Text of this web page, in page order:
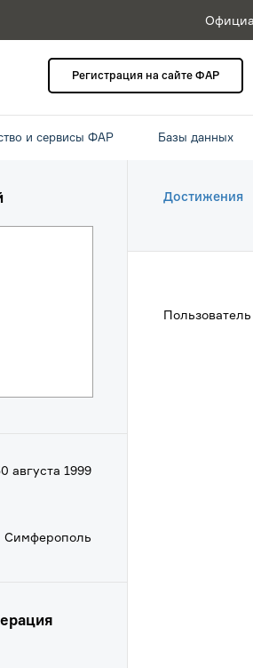
Регистрация на сайте ФАР
и сервисы ФАР Базы данных
августа 1999
Симферополь
Достижения